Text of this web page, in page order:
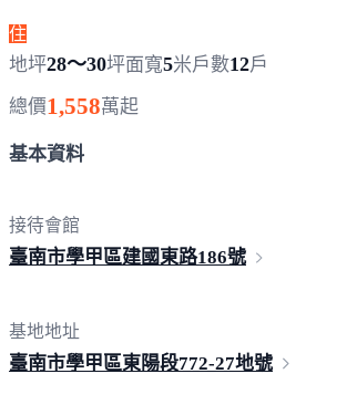
住
地坪28～30坪面寬5米戶數12戶
總價1,558萬起
基本資料
接待會館
臺南市學甲區建國東路186號
基地地址
臺南市學甲區東陽段772-27地號